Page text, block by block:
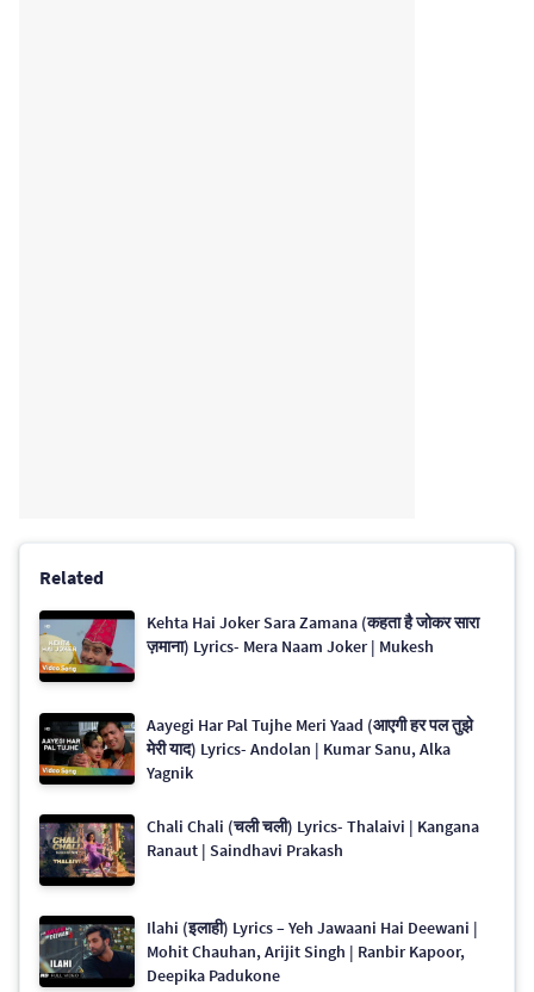
Related
Kehta Hai Joker Sara Zamana (कहता है जोकर सारा
ज़माना) Lyrics- Mera Naam Joker | Mukesh
Aayegi Har Pal Tujhe Meri Yaad (आएगी हर पल तुझे
मेरी याद) Lyrics- Andolan | Kumar Sanu, Alka
Yagnik
Chali Chali (चली चली) Lyrics- Thalaivi | Kangana
Ranaut | Saindhavi Prakash
Ilahi (इलाही) Lyrics – Yeh Jawaani Hai Deewani |
Mohit Chauhan, Arijit Singh | Ranbir Kapoor,
Deepika Padukone